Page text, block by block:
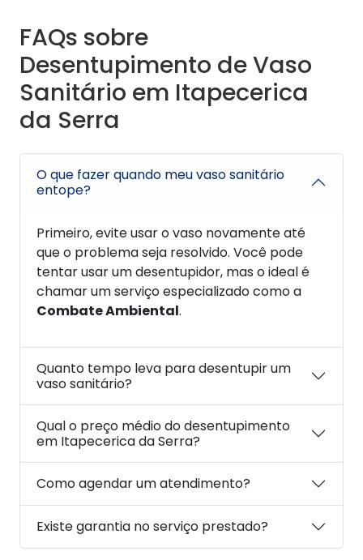
FAQs sobre
Desentupimento de Vaso
Sanitário em Itapecerica
da Serra
O que fazer quando meu vaso sanitário
entope?
Primeiro, evite usar o vaso novamente até
que o problema seja resolvido. Você pode
tentar usar um desentupidor, mas o ideal é
chamar um serviço especializado como a
Combate Ambiental.
Quanto tempo leva para desentupir um
vaso sanitário?
Qual o preço médio do desentupimento
em Itapecerica da Serra?
Como agendar um atendimento?
Existe garantia no serviço prestado?